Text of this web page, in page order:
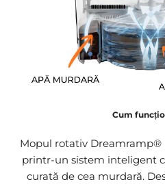
Cum
Mopul rotativ Dreamramp®
printr-un sistem inteligent
curată de cea murdară.